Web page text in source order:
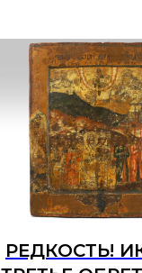
ВЕК
РЕДКОСТЬ!